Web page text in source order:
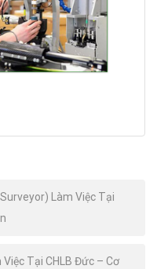
Làm Việc Tại
Tại CHLB Đức – Cơ